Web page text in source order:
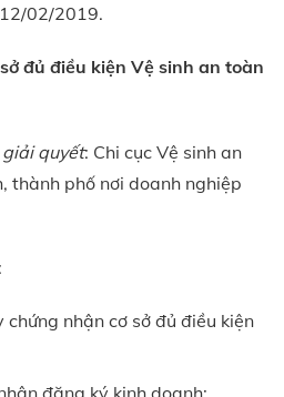
02/2019.
đủ điều kiện Vệ sinh an toàn
giải quyết: Chi cục Vệ sinh an
thành phố nơi doanh nghiệp
nhận cơ sở đủ điều kiện